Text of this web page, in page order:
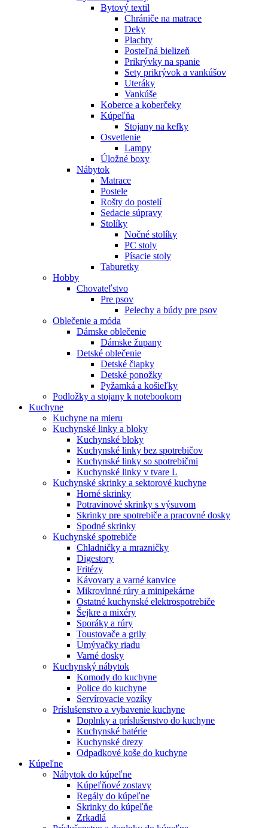
Bytový textil
Chrániče na matrace
Deky
Plachty
Posteľná bielizeň
Prikrývky na spanie
Sety prikrývok a vankúšov
Uteráky
Vankúše
Koberce a koberčeky
Kúpeľňa
Stojany na kefky
Osvetlenie
Lampy
Úložné boxy
Nábytok
Matrace
Postele
Rošty do postelí
Sedacie súpravy
Stolíky
Nočné stolíky
PC stoly
Písacie stoly
Taburetky
Hobby
Chovateľstvo
Pre psov
Pelechy a búdy pre psov
Oblečenie a móda
Dámske oblečenie
Dámske župany
Detské oblečenie
Detské čiapky
Detské ponožky
Pyžamká a košieľky
Podložky a stojany k notebookom
Kuchyne
Kuchyne na mieru
Kuchynské linky a bloky
Kuchynské bloky
Kuchynské linky bez spotrebičov
Kuchynské linky so spotrebičmi
Kuchynské linky v tvare L
Kuchynské skrinky a sektorové kuchyne
Horné skrinky
Potravinové skrinky s výsuvom
Skrinky pre spotrebiče a pracovné dosky
Spodné skrinky
Kuchynské spotrebiče
Chladničky a mrazničky
Digestory
Fritézy
Kávovary a varné kanvice
Mikrovlnné rúry a minipekárne
Ostatné kuchynské elektrospotrebiče
Šejkre a mixéry
Sporáky a rúry
Toustovače a grily
Umývačky riadu
Varné dosky
Kuchynský nábytok
Komody do kuchyne
Police do kuchyne
Servírovacie vozíky
Príslušenstvo a vybavenie kuchyne
Doplnky a príslušenstvo do kuchyne
Kuchynské batérie
Kuchynské drezy
Odpadkové koše do kuchyne
Kúpeľne
Nábytok do kúpeľne
Kúpeľňové zostavy
Regály do kúpeľne
Skrinky do kúpeľňe
Zrkadlá